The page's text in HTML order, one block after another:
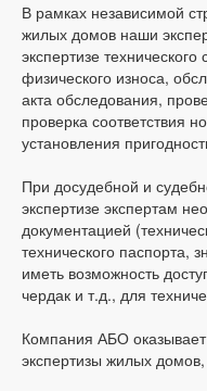
В рамках независимой
жилых домов наши
экспертизе
физического износа,
акта обследования,
проверка соответствия
установления
При досудебной и
экспертизе экспертам
документацией
технического паспорта,
иметь возможность
чердак и т.д., для
Компания АБО оказывает
экспертизы жилых